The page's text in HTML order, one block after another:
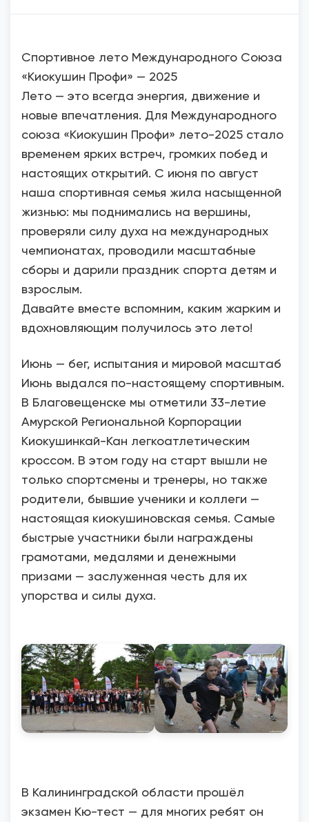
Спортивное лето Международного Союза
«Киокушин Профи» — 2025
Лето — это всегда энергия, движение и
новые впечатления. Для Международного
союза «Киокушин Профи» лето-2025 стало
временем ярких встреч, громких побед и
настоящих открытий. С июня по август
наша спортивная семья жила насыщенной
жизнью: мы поднимались на вершины,
проверяли силу духа на международных
чемпионатах, проводили масштабные
сборы и дарили праздник спорта детям и
взрослым.
Давайте вместе вспомним, каким жарким и
вдохновляющим получилось это лето!
Июнь — бег, испытания и мировой масштаб
Июнь выдался по-настоящему спортивным.
В Благовещенске мы отметили 33-летие
Амурской Региональной Корпорации
Киокушинкай-Кан легкоатлетическим
кроссом. В этом году на старт вышли не
только спортсмены и тренеры, но также
родители, бывшие ученики и коллеги —
настоящая киокушиновская семья. Самые
быстрые участники были награждены
грамотами, медалями и денежными
призами — заслуженная честь для их
упорства и силы духа.
В Калининградской области прошёл
экзамен Кю-тест — для многих ребят он